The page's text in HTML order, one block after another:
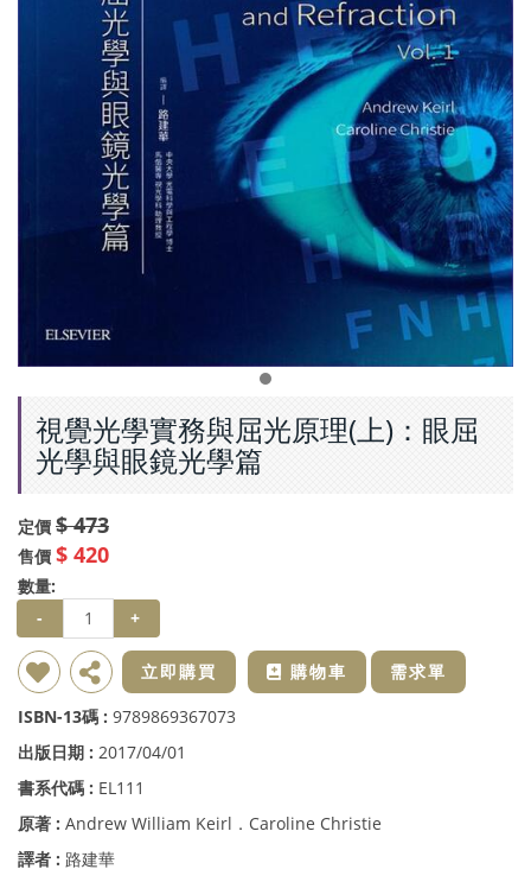
視覺光學實務與屈光原理(上)：眼屈
光學與眼鏡光學篇
定價 $ 473
售價 $ 420
數量:
-
+
新增到收藏夾 分享 立即購買 購物車
需求單
ISBN-13碼 : 9789869367073
出版日期 : 2017/04/01
書系代碼 : EL111
原著 : Andrew William Keirl．Caroline Christie
譯者 : 路建華